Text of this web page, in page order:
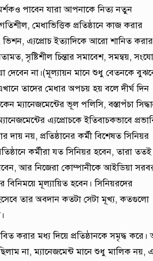
পাবেন যারা আপনাকে নিত্য নতুন
মেধাভিত্তিক প্রতিষ্ঠানে কাজ করার
এ্যপ্রোচ ইত্যাদিকে আরো শানিত করার
সৃষ্টিশীল চিন্তার সমাবেশ, সমন্বয়,
দেবেন না।(মূল্যায়ন মানে শুধু বেতনকে
তাদের মেধার অপচয় হয় বলে দীর্ঘ দিন
ম্যানেজমেন্টের ভূল পলিসি, বস্তাপঁচা
এ্যপ্রোচকে ইতিবাচকভাবে
নয়, প্রতিষ্ঠানের কর্মী বিশেষত সিনিয়র
কর্মীরা যত সিনিয়র হবেন, তারা ততই
আর নিজেরা কোম্পানীকে আইডিয়া
বিনিময়ে মূল্যায়িত হবেন। সিনিয়রদের
তার অবদান কতটা সেটা মূখ্য, কতগুলো
করার মধ্য দিয়ে প্রতিষ্ঠানকে সমৃদ্ধ
না, ম্যানেজমেন্ট মানে শুধু মালিক নয়,